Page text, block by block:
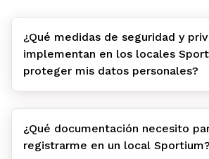
¿Qué medidas de seguridad y
implementan en los locales
proteger mis datos personales?
¿Qué documentación necesito
registrarme en un local Sportium?